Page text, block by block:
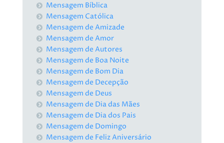
Mensagem Bíblica
Mensagem Católica
Mensagem de Amizade
Mensagem de Amor
Mensagem de Autores
Mensagem de Boa Noite
Mensagem de Bom Dia
Mensagem de Decepção
Mensagem de Deus
Mensagem de Dia das Mães
Mensagem de Dia dos Pais
Mensagem de Domingo
Mensagem de Feliz Aniversário